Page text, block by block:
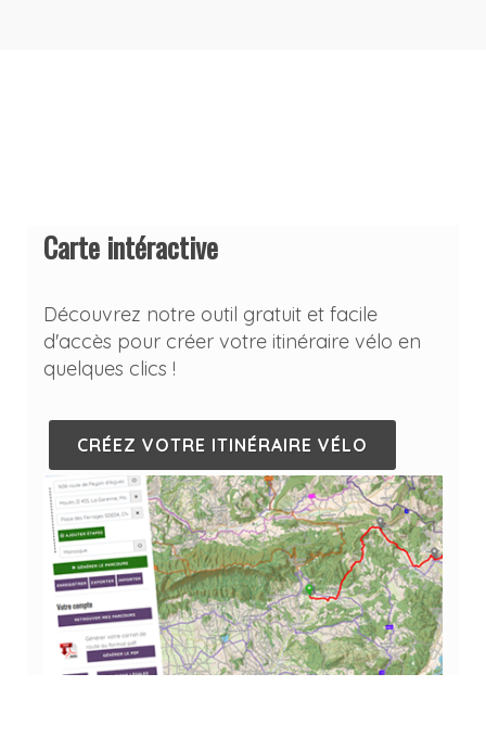
Carte intéractive
Découvrez notre outil gratuit et facile
d'accès pour créer votre itinéraire vélo en
quelques clics !
CRÉEZ VOTRE ITINÉRAIRE VÉLO